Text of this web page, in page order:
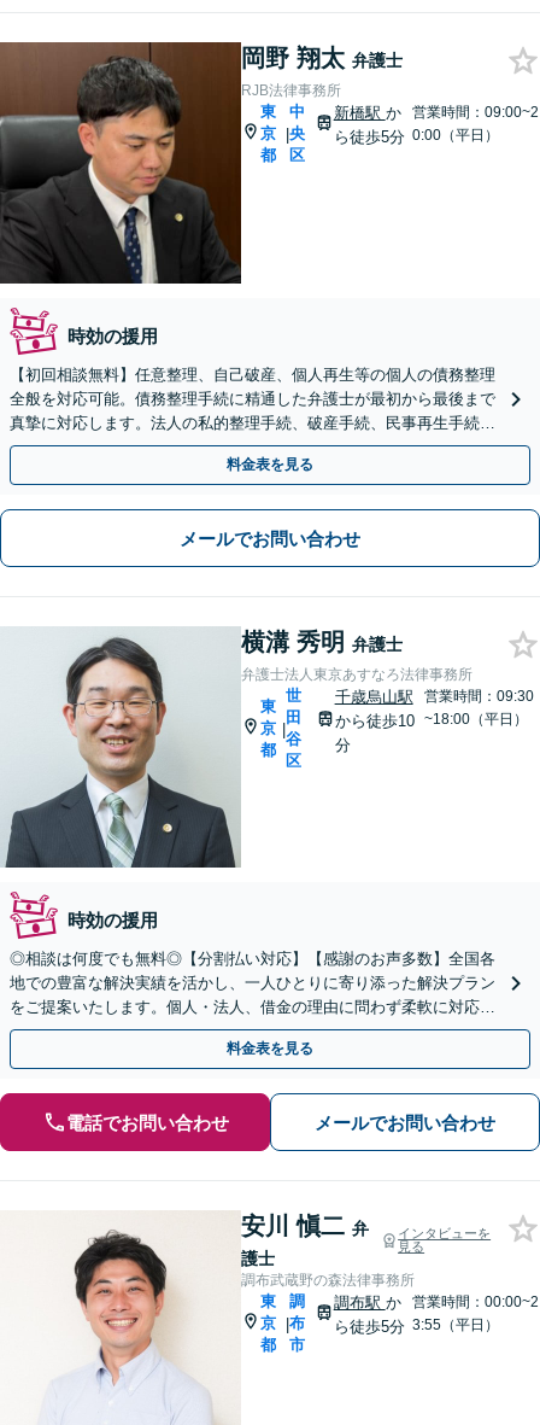
岡野 翔太 弁護士
RJB法律事務所
東
京
都
|
中
央
区
新橋駅 か
ら徒歩5分
営業時間：09:00~2
0:00（平日）
時効の援用
【初回相談無料】任意整理、自己破産、個人再生等の個人の債務整理
全般を対応可能。債務整理手続に精通した弁護士が最初から最後まで
真摯に対応します。法人の私的整理手続、破産手続、民事再生手続、
経営者保証ガイドライン案件の対応も可能です。
料金表を見る
メールでお問い合わせ
横溝 秀明 弁護士
弁護士法人東京あすなろ法律事務所
東
京
都
|
世
田
谷
区
千歳烏山駅
から徒歩10
分
営業時間：09:30
~18:00（平日）
時効の援用
◎相談は何度でも無料◎【分割払い対応】【感謝のお声多数】全国各
地での豊富な解決実績を活かし、一人ひとりに寄り添った解決プラン
をご提案いたします。個人・法人、借金の理由に問わず柔軟に対応し
ますので、まずはお気軽にご相談を【千歳烏山駅15分】
料金表を見る
電話でお問い合わせ メールでお問い合わせ
安川 愼二 弁
護士
インタビューを
見る
調布武蔵野の森法律事務所
東
京
都
|
調
布
市
調布駅 か
ら徒歩5分
営業時間：00:00~2
3:55（平日）